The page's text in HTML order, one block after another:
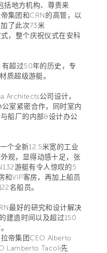
地方机构、尊贵来
集团和CRN的高管，以
了此次73米
式，整个庆祝仪式在安科
超过50年的历史，专
质超级游艇。
Architects公司设计，
室紧密合作，同时室内
船厂的内部&设计办公
个全新12.5米宽的工业
观，显得动感十足，张
游艇有令人惊叹的5
和VIP客房，再加上船员
名船员。
最好的研究和设计解决
建造时间以及超过150
帝集团CEO Alberto
Lamberto Tacoli先